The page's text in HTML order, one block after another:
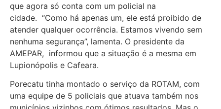
que agora só conta com um policial na
cidade. “Como há apenas um, ele está proibido de
atender qualquer ocorrência. Estamos vivendo sem
nenhuma segurança”, lamenta. O presidente da
AMEPAR, informou que a situação é a mesma em
Lupionópolis e Cafeara.
Porecatu tinha montado o serviço da ROTAM, com
uma equipe de 5 policiais que atuava também nos